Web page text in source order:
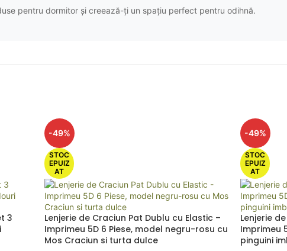
pentru dormitor și creează-ți un spațiu perfect pentru odihnă.
3
-49%
STOC
EPUIZ
AT
Lenjerie de Craciun Pat Dublu cu Elastic –
Imprimeu 5D 6 Piese, model negru-rosu cu
Mos Craciun si turta dulce
-49%
STOC
EPUIZ
AT
Lenjerie
Imprimeu
pinguini